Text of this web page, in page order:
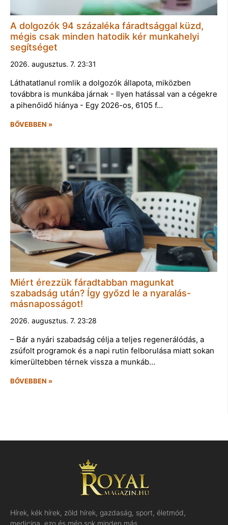
A dolgozók 94 százaléka fáradtsággal küzd,
mégis csak minden hatodik kér munkahelyi
segítséget
2026. augusztus. 7. 23:31
Láthatatlanul romlik a dolgozók állapota, miközben
továbbra is munkába járnak - Ilyen hatással van a cégekre
a pihenőidő hiánya - Egy 2026-os, 6105 f…
BŐVEBBEN »
Miért érezzük fáradtabban magunkat
szabadság után? Így győzd le a nyaralás-
másnaposságot!
2026. augusztus. 7. 23:28
– Bár a nyári szabadság célja a teljes regenerálódás, a
zsúfolt programok és a napi rutin felborulása miatt sokan
kimerültebben térnek vissza a munkáb…
BŐVEBBEN »
Hírek, kék hírek, zöld hírek, gazdaság, sport, életmód,
medicina, ezo és még sok minden más…